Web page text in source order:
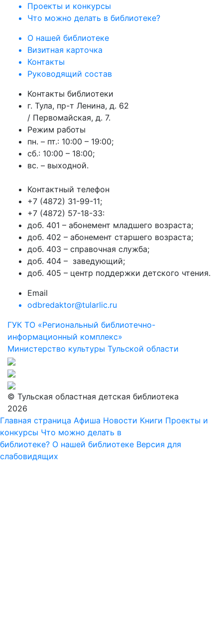
Проекты и конкурсы
Что можно делать в библиотеке?
О нашей библиотеке
Визитная карточка
Контакты
Руководящий состав
Контакты библиотеки
г. Тула, пр-т Ленина, д. 62
/ Первомайская, д. 7.
Режим работы
пн. – пт.: 10:00 – 19:00;
сб.: 10:00 – 18:00;
вс. – выходной.
Контактный телефон
+7 (4872) 31-99-11;
+7 (4872) 57-18-33:
доб. 401 – абонемент младшего возраста;
доб. 402 – абонемент старшего возраста;
доб. 403 – справочная служба;
доб. 404 – заведующий;
доб. 405 – центр поддержки детского чтения.
Email
odbredaktor@tularlic.ru
ГУК ТО «Региональный библиотечно-
информационный комплекс»
Министерство культуры Тульской области
© Тульская областная детская библиотека
2026
Главная страница Афиша Новости Книги Проекты и
конкурсы Что можно делать в
библиотеке? О нашей библиотеке Версия для
слабовидящих